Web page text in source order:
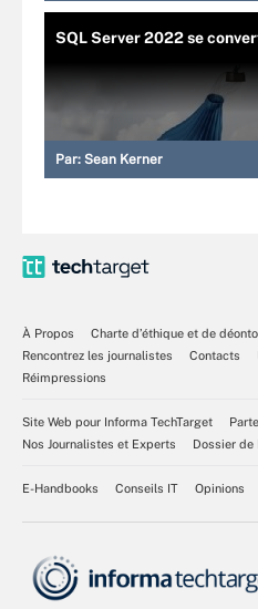
SQL Server 2022 se
Par: Sean Kerner
À Propos
Charte d’éthique et de
Rencontrez les journalistes
Contacts
Réimpressions
Site Web pour Informa TechTarget
Nos Journalistes et Experts
Dossier de
E-Handbooks Conseils IT Opinions